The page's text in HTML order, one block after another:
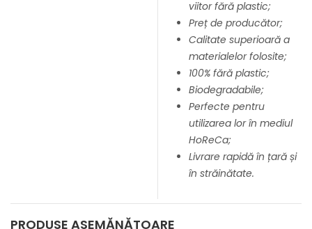
viitor fără plastic;
Preț de producător;
Calitate superioară a
materialelor folosite;
100% fără plastic;
Biodegradabile;
Perfecte pentru
utilizarea lor în mediul
HoReCa;
Livrare rapidă în țară și
în străinătate.
PRODUSE ASEMĂNĂTOARE